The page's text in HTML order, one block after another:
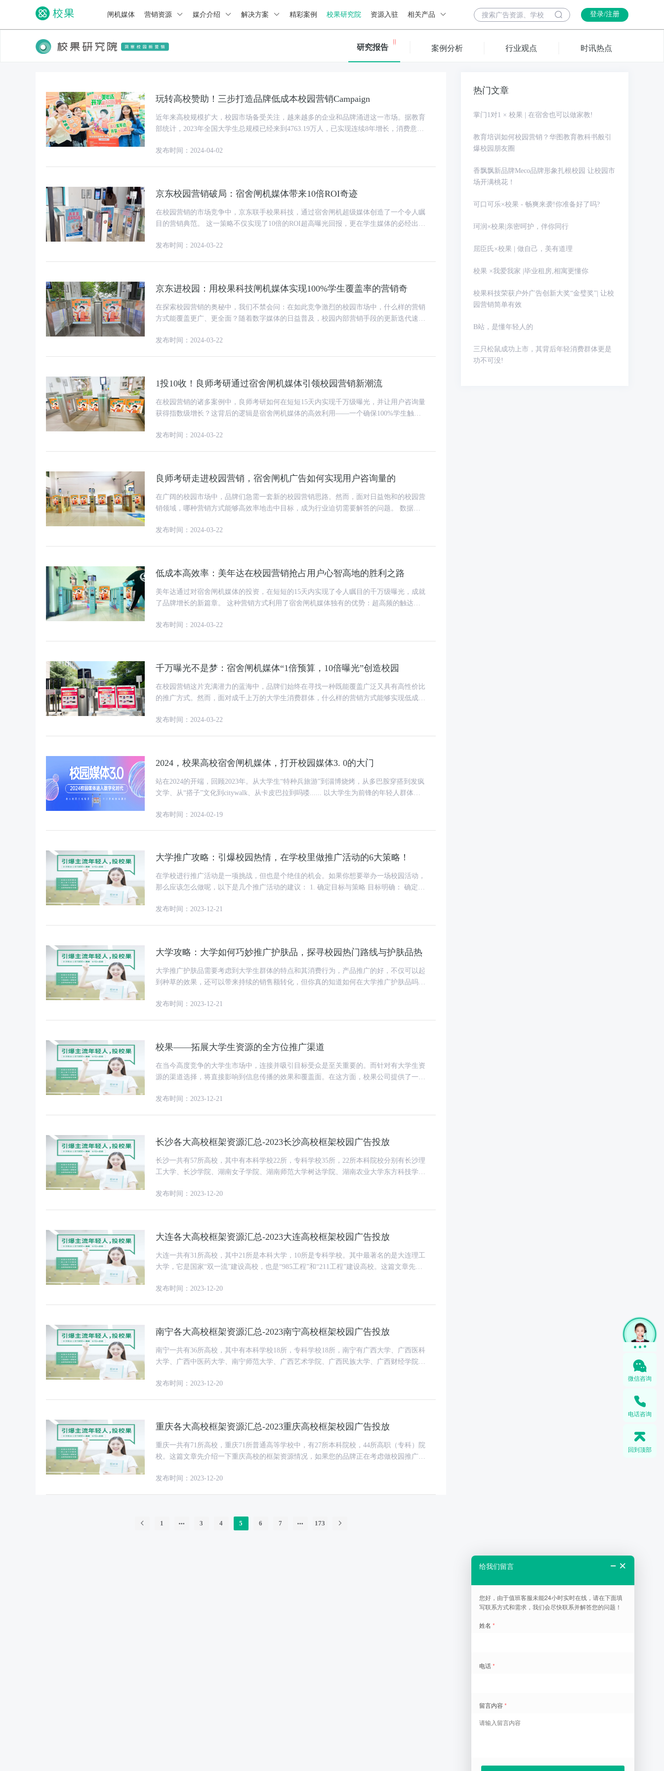
闸机媒体 营销资源 媒介介绍 解决方案 精彩案例 校果研究院 资源入驻 相关产品 登录/注册
研究报告 案例分析 行业观点 时讯热点
玩转高校赞助！三步打造品牌低成本校园营销Campaign
近年来高校规模扩大，校园市场备受关注，越来越多的企业和品牌涌进这一市场。据教育
部统计，2023年全国大学生总规模已经来到4763.19万人，已实现连续8年增长，消费意愿
发布时间：2024-04-02
京东校园营销破局：宿舍闸机媒体带来10倍ROI奇迹
在校园营销的市场竞争中，京东联手校果科技，通过宿舍闸机超级媒体创造了一个令人瞩
目的营销典范。 这一策略不仅实现了10倍的ROI超高曝光回报，更在学生媒体的必经出入
发布时间：2024-03-22
京东进校园：用校果科技闸机媒体实现100%学生覆盖率的营销奇
在探索校园营销的奥秘中，我们不禁会问：在如此竞争激烈的校园市场中，什么样的营销
方式能覆盖更广、更全面？随着数字媒体的日益普及，校园内部营销手段的更新迭代速度
发布时间：2024-03-22
1投10收！良师考研通过宿舍闸机媒体引领校园营销新潮流
在校园营销的诸多案例中，良师考研如何在短短15天内实现千万级曝光，并让用户咨询量
获得指数级增长？这背后的逻辑是宿舍闸机媒体的高效利用——一个确保100%学生触达
发布时间：2024-03-22
良师考研走进校园营销，宿舍闸机广告如何实现用户咨询量的
在广阔的校园市场中，品牌们急需一套新的校园营销思路。然而，面对日益饱和的校园营
销领域，哪种营销方式能够高效率地击中目标，成为行业迫切需要解答的问题。 数据显
发布时间：2024-03-22
低成本高效率：美年达在校园营销抢占用户心智高地的胜利之路
美年达通过对宿舍闸机媒体的投资，在短短的15天内实现了令人瞩目的千万级曝光，成就
了品牌增长的新篇章。 这种营销方式利用了宿舍闸机媒体独有的优势：超高频的触达
发布时间：2024-03-22
千万曝光不是梦：宿舍闸机媒体“1倍预算，10倍曝光”创造校园
在校园营销这片充满潜力的蓝海中，品牌们始终在寻找一种既能覆盖广泛又具有高性价比
的推广方式。然而，面对成千上万的大学生消费群体，什么样的营销方式能够实现低成
发布时间：2024-03-22
2024，校果高校宿舍闸机媒体，打开校园媒体3. 0的大门
站在2024的开端，回顾2023年。从大学生“特种兵旅游”到淄博烧烤，从多巴胺穿搭到发疯
文学、从“搭子”文化到citywalk、从卡皮巴拉到吗喽...... 以大学生为前锋的年轻人群体，
发布时间：2024-02-19
大学推广攻略：引爆校园热情，在学校里做推广活动的6大策略！
在学校进行推广活动是一项挑战，但也是个绝佳的机会。如果你想要举办一场校园活动，
那么应该怎么做呢，以下是几个推广活动的建议： 1. 确定目标与策略 目标明确： 确定推
发布时间：2023-12-21
大学攻略：大学如何巧妙推广护肤品，探寻校园热门路线与护肤品热
大学推广护肤品需要考虑到大学生群体的特点和其消费行为，产品推广的好，不仅可以起
到种草的效果，还可以带来持续的销售额转化，但你真的知道如何在大学推广护肤品吗。
发布时间：2023-12-21
校果——拓展大学生资源的全方位推广渠道
在当今高度竞争的大学生市场中，连接并吸引目标受众是至关重要的。而针对有大学生资
源的渠道选择，将直接影响到信息传播的效果和覆盖面。在这方面，校果公司提供了一系
发布时间：2023-12-21
长沙各大高校框架资源汇总-2023长沙高校框架校园广告投放
长沙一共有57所高校，其中有本科学校22所，专科学校35所，22所本科院校分别有长沙理
工大学、长沙学院、湖南女子学院、湖南师范大学树达学院、湖南农业大学东方科技学院
发布时间：2023-12-20
大连各大高校框架资源汇总-2023大连高校框架校园广告投放
大连一共有31所高校，其中21所是本科大学，10所是专科学校。其中最著名的是大连理工
大学，它是国家“双一流”建设高校，也是“985工程”和“211工程”建设高校。这篇文章先介
发布时间：2023-12-20
南宁各大高校框架资源汇总-2023南宁高校框架校园广告投放
南宁一共有36所高校，其中有本科学校18所，专科学校18所，南宁有广西大学、广西医科
大学、广西中医药大学、南宁师范大学、广西艺术学院、广西民族大学、广西财经学院、
发布时间：2023-12-20
重庆各大高校框架资源汇总-2023重庆高校框架校园广告投放
重庆一共有71所高校，重庆71所普通高等学校中，有27所本科院校，44所高职（专科）院
校。这篇文章先介绍一下重庆高校的框架资源情况，如果您的品牌正在考虑做校园推广，
发布时间：2023-12-20
1 3 4 5 6 7 173
热门文章
掌门1对1 × 校果 | 在宿舍也可以做家教!
教育培训如何校园营销？华图教育教科书般引
爆校园朋友圈
香飘飘新品牌Meco品牌形象扎根校园 让校园市
场开满桃花！
可口可乐×校果 - 畅爽来袭!你准备好了吗?
珂润×校果|亲密呵护，伴你同行
屈臣氏×校果 | 做自己，美有道理
校果 ×我爱我家 |毕业租房,相寓更懂你
校果科技荣获户外广告创新大奖“金璧奖”| 让校
园营销简单有效
B站，是懂年轻人的
三只松鼠成功上市，其背后年轻消费群体更是
功不可没!
在线咨询
微信咨询
电话咨询
回到顶部